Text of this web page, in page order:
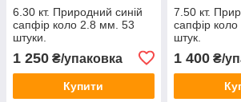
6.30 кт. Природний синій
сапфір коло 2.8 мм. 53
штуки.
1 250 ₴/упаковка
Купити
7.50 кт.
сапфір
штук.
1 400₴/